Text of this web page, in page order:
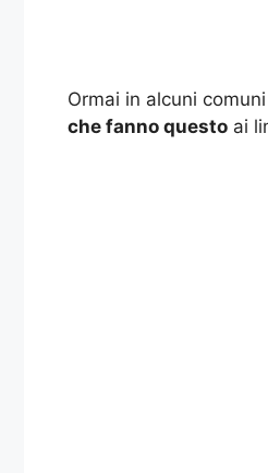
Ormai in alcuni
che fanno questo ai